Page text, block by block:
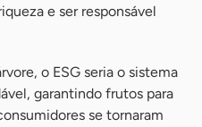
e ser responsável
o ESG seria o sistema
garantindo frutos para
se tornaram